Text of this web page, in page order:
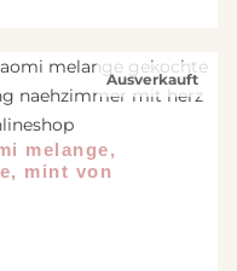
Ausverkauft
melange,
mint von